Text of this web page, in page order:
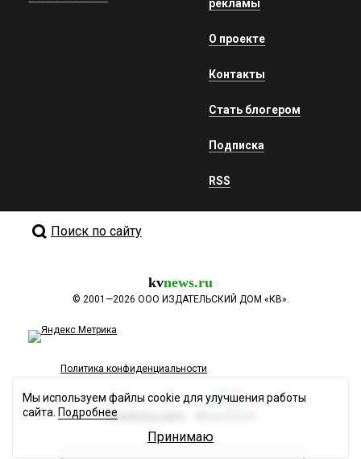
рекламы
О проекте
Контакты
Стать блогером
Подписка
RSS
Поиск по сайту
kvnews.ru
© 2001—2026 ООО ИЗДАТЕЛЬСКИЙ ДОМ «КВ».
Политика конфиденциальности
Разработка сайта
Мы используем файлы cookie для улучшения работы
сайта. Подробнее
Принимаю